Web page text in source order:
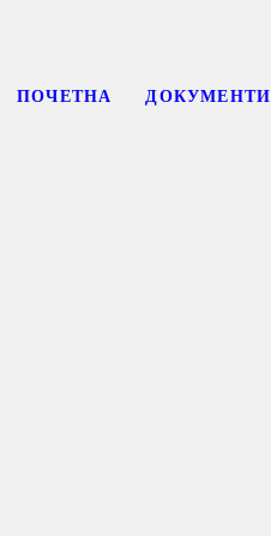
ПОЧЕТНА ДОКУМЕНТИ